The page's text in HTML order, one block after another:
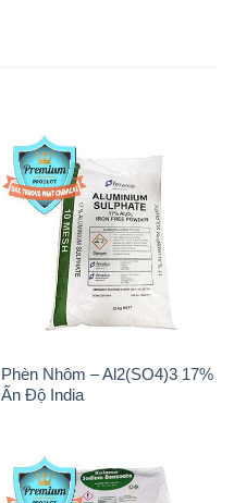
Phèn Nhôm – Al2(SO4)3 17%
Ấn Độ India